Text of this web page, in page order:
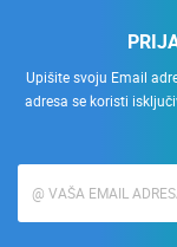
Upišite svoju Email
adresa se koristi